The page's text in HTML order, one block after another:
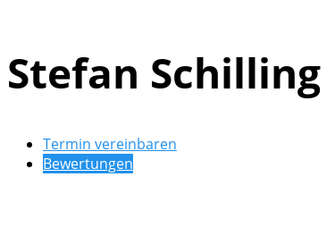
Stefan Schilling
Termin vereinbaren
Bewertungen